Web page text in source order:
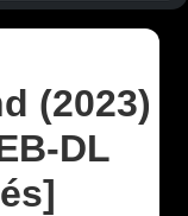
(2023)
DL